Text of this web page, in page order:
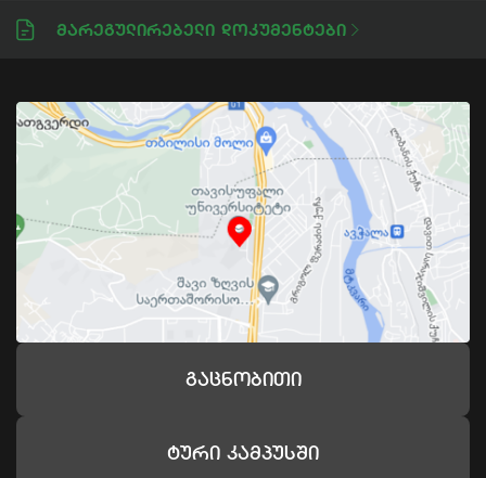
Მარეგულირებელი Დოკუმენტები
Გაცნობითი
Ტური Კამპუსში